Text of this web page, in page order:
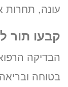
עונה, תחרות
קבעו תור
הבדיקה
בטוחה